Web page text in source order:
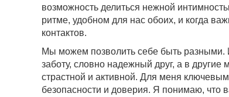
возможность делиться нежной
ритме, удобном для нас обоих, и когда
контактов.
Мы можем позволить себе быть разными.
заботу, словно надежный друг, а в другие
страстной и активной. Для меня
безопасности и доверия. Я понимаю, что